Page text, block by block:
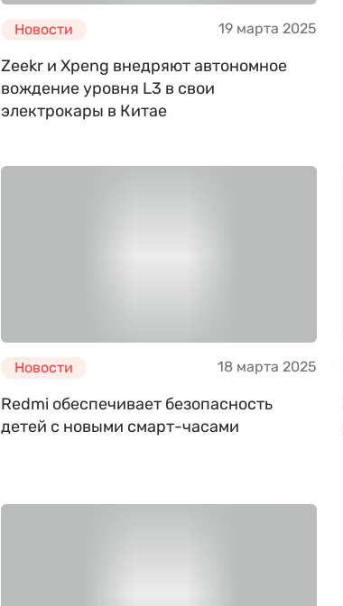
Новости 19 марта 2025
Zeekr и Xpeng внедряют автономное
вождение уровня L3 в свои
электрокары в Китае
Новости 18 марта 2025
Redmi обеспечивает безопасность
детей с новыми смарт-часами